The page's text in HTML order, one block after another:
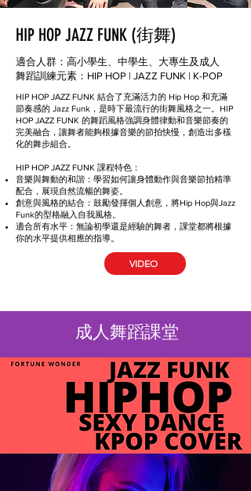
HIP HOP JAZZ FUNK (街舞)
適合人群：高小學生、中學生、大專生及成人
舞蹈訓練元素：HIP HOP | JAZZ FUNK | K-POP
HIP HOP JAZZ FUNK 結合了充滿活力的 Hip Hop 和充滿
節奏感的 Jazz Funk，是時下最流行的街舞風格之一。HIP
HOP JAZZ FUNK 的舞蹈風格強調身體律動和音樂節奏的
完美融合，讓舞者能夠根據音樂的節拍快慢，創造出多樣
化的舞步組合。
HIP HOP JAZZ FUNK 課程特色：
音樂與舞動的和諧：學習如何讓身體動作與音樂節拍精準
配合，展現自然流暢的舞姿。
創意與風格的結合：鼓勵發揮個人創意，將Hip Hop與Jazz
Funk的型格融入自我風格。
適合所有水平：無論初學還是經驗的舞者，課堂都將根據
你的水平提供相應的指導。
VIDEO
成人舞蹈課堂